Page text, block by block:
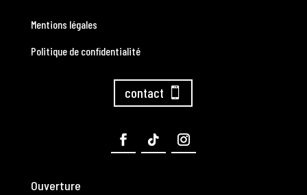
Mentions légales
Politique de confidentialité
contact
Ouverture